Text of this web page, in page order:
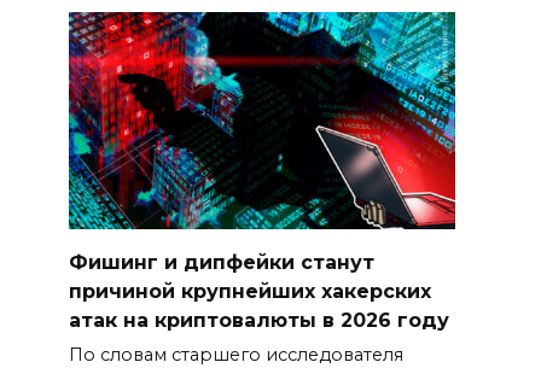
Фишинг и дипфейки станут
причиной крупнейших хакерских
атак на криптовалюты в 2026 году
По словам старшего исследователя